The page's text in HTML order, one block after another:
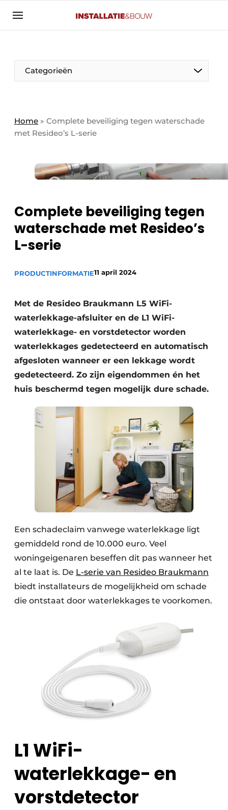
Aanmelden
Banner overzicht
BedrijvenAanmeldenBedankt voor de aanmelding
Contact
Evenement aanmelden
Meest gelezen
Podcasts
Privacy / Cookie statement
Vacature aanmelden
Video’s
Categorieën
Panelgesprek
HVAC
Ventilatie
Warmtepompen
Home » Complete beveiliging tegen waterschade
met Resideo’s L-serie
Complete beveiliging tegen
waterschade met Resideo’s
L-serie
PRODUCTINFORMATIE11 april 2024
Met de Resideo Braukmann L5 WiFi-
waterlekkage-afsluiter en de L1 WiFi-
waterlekkage- en vorstdetector worden
waterlekkages gedetecteerd en automatisch
afgesloten wanneer er een lekkage wordt
gedetecteerd. Zo zijn eigendommen én het
huis beschermd tegen mogelijk dure schade.
Een schadeclaim vanwege waterlekkage ligt
gemiddeld rond de 10.000 euro. Veel
woningeigenaren beseffen dit pas wanneer het
al te laat is. De L-serie van Resideo Braukmann
biedt installateurs de mogelijkheid om schade
die ontstaat door waterlekkages te voorkomen.
L1 WiFi-
waterlekkage- en
vorstdetector